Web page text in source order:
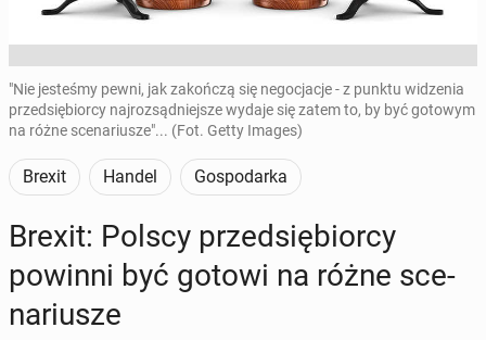
"Nie jesteśmy pewni, jak zakończą się negocjacje - z punktu widzenia
przedsiębiorcy najrozsądniejsze wydaje się zatem to, by być gotowym
na różne scenariusze"... (Fot. Getty Images)
Brexit Handel Gospodarka
Brexit: Polscy przed­się­bior­cy
powinni być gotowi na różne sce­
na­riu­sze